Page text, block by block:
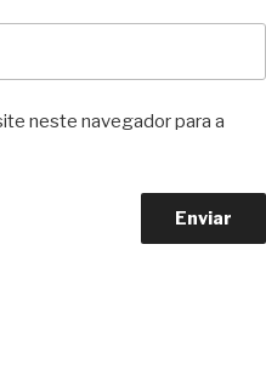
neste navegador para a